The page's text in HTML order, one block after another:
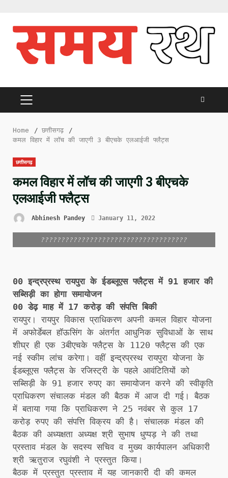
content
PRIMARY
Home
छत्तीसगढ़
कमल विहार में लॉच की जाएगी 3 बीएचके एलआईजी फ्लैट्स
छत्तीसगढ़
कमल विहार में लॉच की जाएगी 3 बीएचके
एलआईजी फ्लैट्स
Abhinesh Pandey January 11, 2022
????????????????????????????????????
00 इन्द्रप्रस्थ रायपुरा के ईडब्लूएस फ्लैट्स में 91 हजार की
सब्सिड़ी का होगा समायोजन
00 डेढ़ माह में 17 करोड़ की संपत्ति बिकी
रायपुर। रायपुर विकास प्राधिकरण अपनी कमल विहार योजना
में अफोर्डेबल हॉऊसिंग के अंतर्गत आधुनिक सुविधाओं के साथ
शीघ्र ही एक 3बीएचके फ्लैट्स के 1120 फ्लैट्स की एक
नई स्कीम लांच करेगा। वहीं इन्द्रप्रस्थ रायपुरा योजना के
ईडब्लूएस फ्लैट्स के रजिस्ट्री के पहले आवंटितियों को
सब्सिड़ी के 91 हजार रुपए का समायोजन करने की स्वीकृति
प्राधिकरण संचालक मंडल की बैठक में आज दी गई। बैठक
में बताया गया कि प्राधिकरण ने 25 नवंबर से कुल 17
करोड़ रुपए की संपत्ति विक्रय की है। संचालक मंडल की
बैठक की अध्यक्षता अध्यक्ष श्री सुभाष धुप्पड़ ने की तथा
प्रस्ताव मंडल के सदस्य सचिव व मुख्य कार्यपालन अधिकारी
श्री ऋतुराज रघुवंशी ने प्रस्तुत किया।
बैठक में प्रस्तुत प्रस्ताव में यह जानकारी दी की कमल